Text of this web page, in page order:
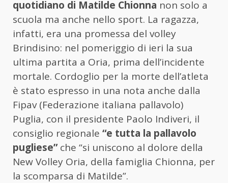
quotidiano di Matilde Chionna non solo a
scuola ma anche nello sport. La ragazza,
infatti, era una promessa del volley
Brindisino: nel pomeriggio di ieri la sua
ultima partita a Oria, prima dell’incidente
mortale. Cordoglio per la morte dell’atleta
è stato espresso in una nota anche dalla
Fipav (Federazione italiana pallavolo)
Puglia, con il presidente Paolo Indiveri, il
consiglio regionale “e tutta la pallavolo
pugliese”che “si uniscono al dolore della
New Volley Oria, della famiglia Chionna, per
la scomparsa di Matilde”.